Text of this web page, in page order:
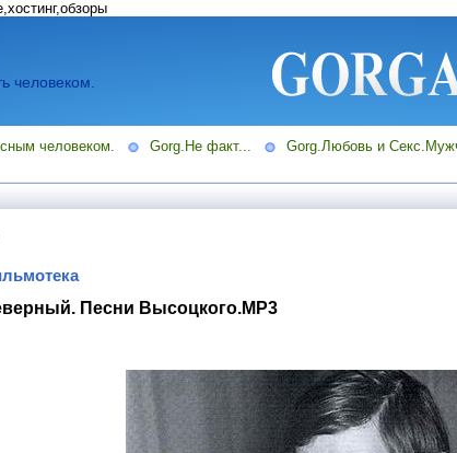
человеком.
человеком. Gorg.Не факт... Gorg.Любовь и
Песни Высоцкого.MP3